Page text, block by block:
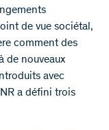
de vue sociétal,
comment des
de nouveaux
avec
a défini trois